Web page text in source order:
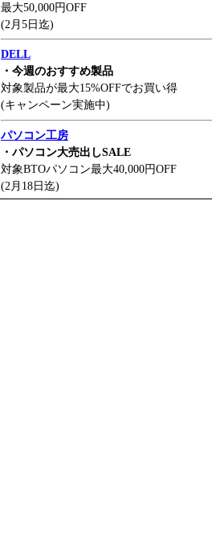
最大50,000円OFF
(2月5日迄)
DELL
・今週のおすすめ製品
対象製品が最大15%OFFでお買い得
(キャンペーン実施中)
パソコン工房
・パソコン大売出しSALE
対象BTOパソコン最大40,000円OFF
(2月18日迄)